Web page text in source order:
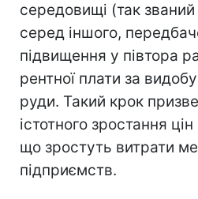
середовищі (так
серед іншого,
підвищення у півтора
рентної плати за
руди. Такий крок
істотного зростання
що зростуть витрати
підприємств.